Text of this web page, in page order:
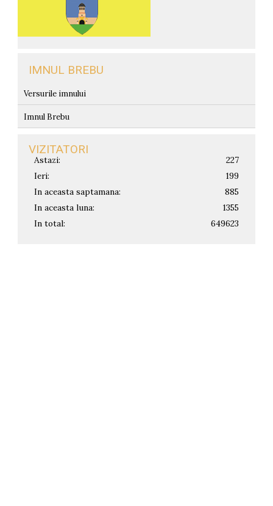
IMNUL BREBU
Versurile imnului
Imnul Brebu
VIZITATORI
Astazi:
227
Ieri:
199
In aceasta saptamana:
885
In aceasta luna:
1355
In total:
649623